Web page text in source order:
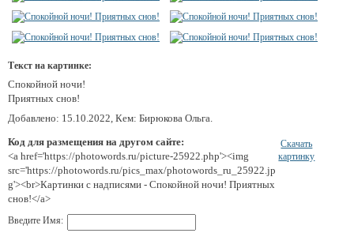
Текст на картинке:
Спокойной ночи!
Приятных снов!
Добавлено: 15.10.2022, Кем: Бирюкова Ольга.
Код для размещения на другом сайте:
<a href='https://photowords.ru/picture-25922.php'><img
src='https://photowords.ru/pics_max/photowords_ru_25922.jp
g'><br>Картинки с надписями - Спокойной ночи! Приятных
снов!</a>
Скачать
картинку
Введите Имя: